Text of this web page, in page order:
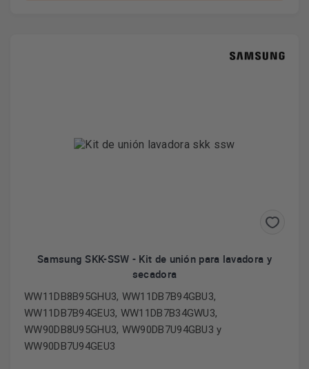
Samsung SKK-SSW - Kit de unión para lavadora y
secadora
WW11DB8B95GHU3, WW11DB7B94GBU3,
WW11DB7B94GEU3, WW11DB7B34GWU3,
WW90DB8U95GHU3, WW90DB7U94GBU3 y
WW90DB7U94GEU3